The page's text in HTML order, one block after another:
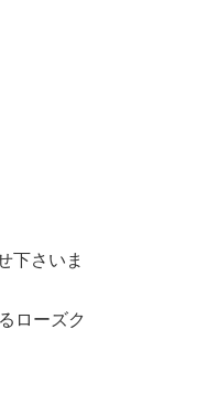
下さいま
ローズク